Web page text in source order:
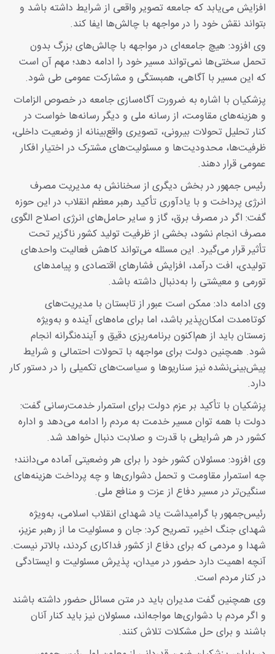
افزایش می‌یابد که جامعه تصویر واقعی از شرایط داشته باشد و
بتواند نقش خود را در مواجهه با چالش‌ها ایفا کند.
وی افزود: هیچ جامعه‌ای در مواجهه با چالش‌های بزرگ بدون
تحمل سختی‌ها نمی‌تواند مسیر خود را ادامه دهد؛ مهم آن است
که این مسیر با آگاهی، همبستگی و مشارکت عمومی طی شود.
پزشکیان با اشاره به ضرورت آگاه‌سازی جامعه در خصوص الزامات
و هزینه‌های مقاومت، از رسانه ملی و دیگر رسانه‌ها خواست در
کنار تحلیل تحولات بیرونی، تصویری واقع‌بینانه از وضعیت داخلی،
ظرفیت‌ها، محدودیت‌ها و مسئولیت‌های مشترک در اختیار افکار
عمومی قرار دهند.
رئیس‌ جمهور در بخش دیگری از سخنانش به مدیریت مصرف
انرژی پرداخت و با یادآوری تأکید رهبر معظم انقلاب در این حوزه
گفت: اگر در مصرف برق، گاز و سایر حامل‌های انرژی اصلاح الگوی
مصرف انجام نشود، بخشی از ظرفیت تولید کشور ناگزیر تحت
تأثیر قرار می‌گیرد. این مسئله می‌تواند کاهش فعالیت واحدهای
تولیدی، افت درآمد، افزایش فشارهای اقتصادی و پیامدهای
تورمی و معیشتی را به‌دنبال داشته باشد.
وی ادامه داد: ممکن است عبور از تابستان با مدیریت‌های
کوتاه‌مدت امکان‌پذیر باشد، اما برای ماه‌های آینده و به‌ویژه
زمستان باید از هم‌اکنون برنامه‌ریزی دقیق و آینده‌نگرانه انجام
شود. همچنین دولت برای مواجهه با تحولات احتمالی و شرایط
پیش‌بینی‌نشده نیز سناریوها و سیاست‌های تکمیلی را در دستور کار
دارد.
پزشکیان با تأکید بر عزم دولت برای استمرار خدمت‌رسانی گفت:
دولت با همه توان مسیر خدمت به مردم را ادامه می‌دهد و اداره
کشور در هر شرایطی با قدرت و صلابت دنبال خواهد شد.
وی افزود: مسئولان کشور خود را برای هر وضعیتی آماده می‌دانند؛
چه استمرار مقاومت و تحمل دشواری‌ها و چه پرداخت هزینه‌های
سنگین‌تر در مسیر دفاع از عزت و منافع ملی.
رئیس‌جمهور با گرامیداشت یاد شهدای انقلاب اسلامی، به‌ویژه
شهدای جنگ اخیر، تصریح کرد: جان و مسئولیت ما از رهبر عزیز،
شهدا و مردمی که برای دفاع از کشور فداکاری کردند، بالاتر نیست.
آنچه اهمیت دارد حضور در میدان، پذیرش مسئولیت و ایستادگی
در کنار مردم است.
وی همچنین گفت مدیران باید در متن مسائل حضور داشته باشند
و اگر مردم با دشواری‌ها مواجه‌اند، مسئولان نیز باید کنار آنان
باشند و برای حل مشکلات تلاش کنند.